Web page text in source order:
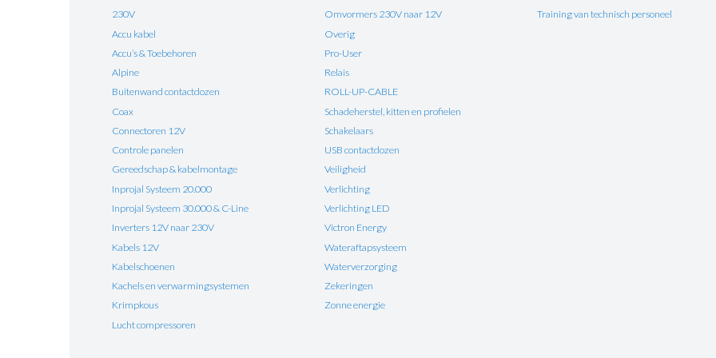
230V
Accu kabel
Accu’s & Toebehoren
Alpine
Buitenwand contactdozen
Coax
Connectoren 12V
Controle panelen
Gereedschap & kabelmontage
Inprojal Systeem 20.000
Inprojal Systeem 30.000 & C-Line
Inverters 12V naar 230V
Kabels 12V
Kabelschoenen
Kachels en verwarmingsystemen
Krimpkous
Lucht compressoren
Omvormers 230V naar 12V
Overig
Pro-User
Relais
ROLL-UP-CABLE
Schadeherstel, kitten en profielen
Schakelaars
USB contactdozen
Veiligheid
Verlichting
Verlichting LED
Victron Energy
Wateraftapsysteem
Waterverzorging
Zekeringen
Zonne energie
Training van technisch personeel